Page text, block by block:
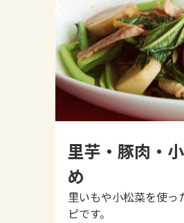
里芋・豚肉・
め
里いもや小松菜を使っ
ピです。